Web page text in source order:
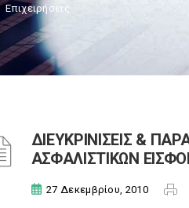
Επιχειρήσεις
ΔΙΕΥΚΡΙΝΙΣΕΙΣ &
ΑΣΦΑΛΙΣΤΙΚΩΝ
27 Δεκεμβρίου, 2010